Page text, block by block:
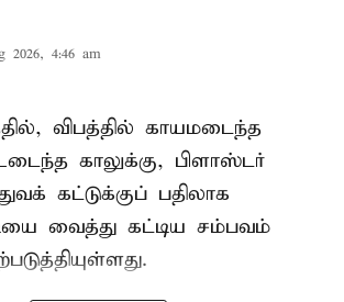
2026, 4:46 am
விபத்தில் காயமடைந்த
காலுக்கு, பிளாஸ்டர்
கட்டுக்குப் பதிலாக
வைத்து கட்டிய சம்பவம்